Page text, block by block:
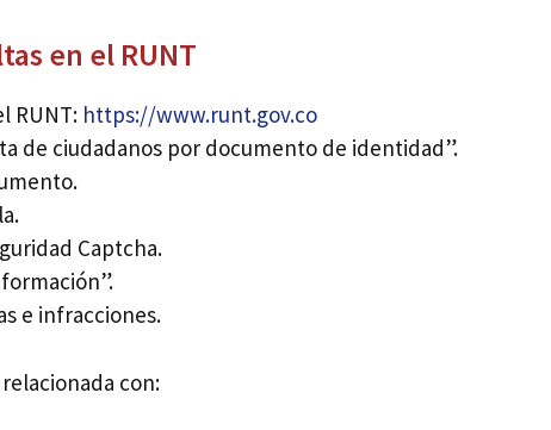
en el RUNT
RUNT: https://www.runt.gov.co
de ciudadanos por documento de identidad”.
Captcha.
e infracciones.
con: